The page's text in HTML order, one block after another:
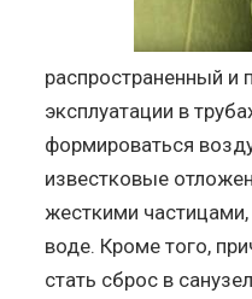
распространенный и
эксплуатации в
формироваться
известковые
жесткими
воде. Кроме того,
стать сброс в